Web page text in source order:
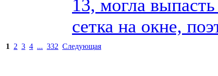
13, могла
сетка на окне,
1 2 3 4 ... 332 Следующая